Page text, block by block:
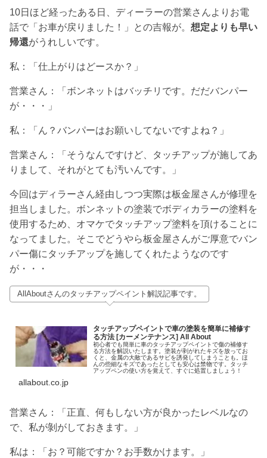
10日ほど経ったある日、ディーラーの営業さんよりお電
話で「お車が戻りました！」との吉報が。 想定よりも早い
帰還がうれしいです。
私：「仕上がりはどースか？」
営業さん：「ボンネットはバッチリです。だだバンパー
が・・・」
私：「ん？バンパーはお願いしてないですよね？」
営業さん：「そうなんですけど、タッチアップが施してあ
りまして、それがとても汚いんです。」
今回はディラーさん経由しつつ実際は板金屋さんが修理を
担当しました。ボンネットの塗装でボディカラーの塗料を
使用するため、オマケでタッチアップ塗料を頂けることに
なってました。そこでどうやら板金屋さんがご厚意でバン
パー傷にタッチアップを施してくれたようなのです
が・・・
AllAboutさんのタッチアップペイント解説記事です。
タッチアップペイントで車の塗装を簡単に補修す
る方法 [カーメンテナンス] All About
初心者でも簡単に車のタッチアップペイントで傷の補修す
る方法を解説いたします。塗装が剥がれたキズを放ってお
くと、金属の大敵であるサビを誘発してしまうことも。ほ
んの些細なキズであったとしても安心は禁物です。タッチ
アップペンの使い方を覚えて、すぐに処置しましょう！
allabout.co.jp
営業さん：「正直、何もしない方が良かったレベルなの
で、私が剝がしておきます。」
私は：「お？可能ですか？お手数かけます。」